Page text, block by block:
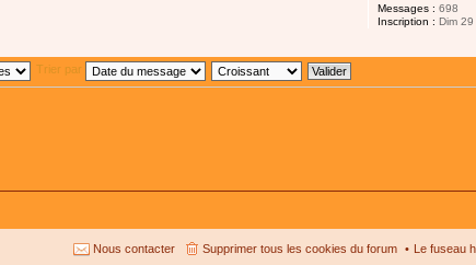
Messages : 698
Inscription : Dim
Trier par
Le fuseau
Supprimer tous les cookies du forum
Nous contacter